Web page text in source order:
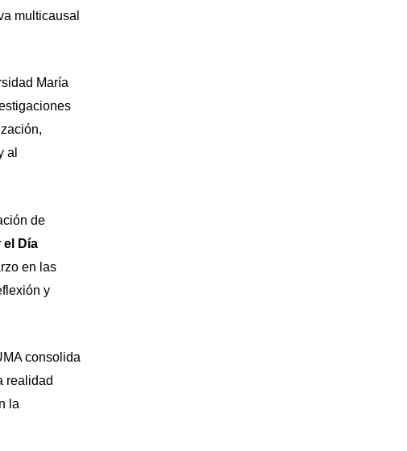
multicausal
María
al
de
Día
en las
y
consolida
realidad
la